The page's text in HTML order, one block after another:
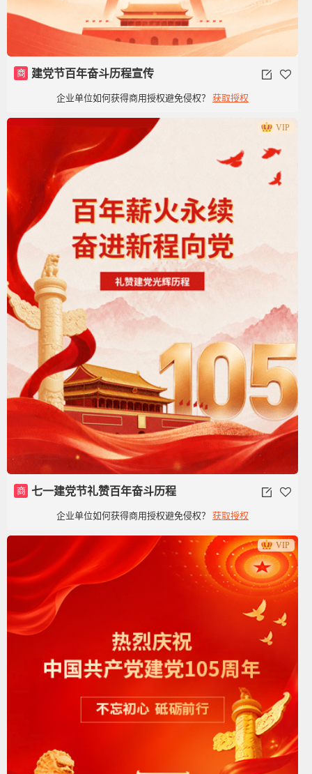
商 建党节百年奋斗历程宣传
企业单位如何获得商用授权避免侵权？ 获取授权
VIP
商 七一建党节礼赞百年奋斗历程
企业单位如何获得商用授权避免侵权？ 获取授权
VIP